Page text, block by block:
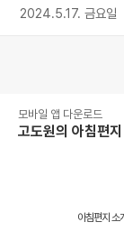
2024.5.17. 금요일
모바일 앱 다운로드
고도원의 아침편지
아침편지 소